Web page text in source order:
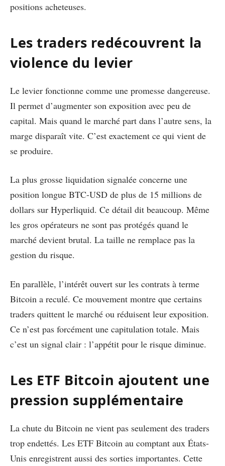
positions acheteuses.
Les traders redécouvrent la
violence du levier
Le levier fonctionne comme une promesse dangereuse.
Il permet d’augmenter son exposition avec peu de
capital. Mais quand le marché part dans l’autre sens, la
marge disparaît vite. C’est exactement ce qui vient de
se produire.
La plus grosse liquidation signalée concerne une
position longue BTC-USD de plus de 15 millions de
dollars sur Hyperliquid. Ce détail dit beaucoup. Même
les gros opérateurs ne sont pas protégés quand le
marché devient brutal. La taille ne remplace pas la
gestion du risque.
En parallèle, l’intérêt ouvert sur les contrats à terme
Bitcoin a reculé. Ce mouvement montre que certains
traders quittent le marché ou réduisent leur exposition.
Ce n’est pas forcément une capitulation totale. Mais
c’est un signal clair : l’appétit pour le risque diminue.
Les ETF Bitcoin ajoutent une
pression supplémentaire
La chute du Bitcoin ne vient pas seulement des traders
trop endettés. Les ETF Bitcoin au comptant aux États-
Unis enregistrent aussi des sorties importantes. Cette